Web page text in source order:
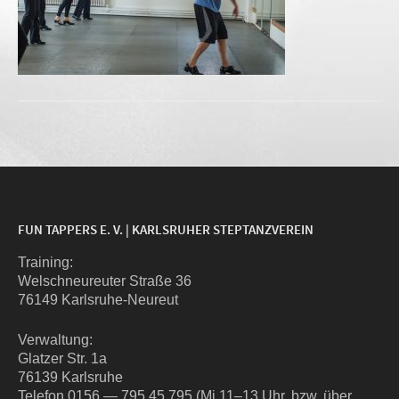
FUN TAPPERS E. V. | KARLSRUHER STEPTANZVEREIN
Trai­ning:
Wel­sch­neu­reu­ter Stra­ße 36
76149 Karlsruhe-Neureut
Ver­wal­tung:
Glat­zer Str. 1a
76139 Karlsruhe
Tele­fon 0156 — 795 45 795 (Mi 11–13 Uhr, bzw. über